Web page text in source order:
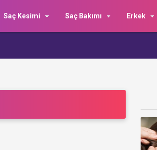
Saç Kesimi Saç Bakımı Erkek